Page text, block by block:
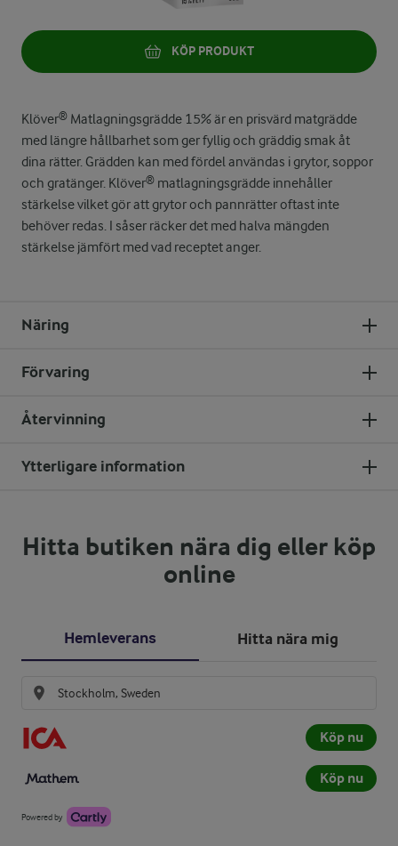
KÖP PRODUKT
Klöver® Matlagningsgrädde 15% är en prisvärd matgrädde
med längre hållbarhet som ger fyllig och gräddig smak åt
dina rätter. Grädden kan med fördel användas i grytor, soppor
och gratänger. Klöver® matlagningsgrädde innehåller
stärkelse vilket gör att grytor och pannrätter oftast inte
behöver redas. I såser räcker det med halva mängden
stärkelse jämfört med vad receptet anger.
Näring
Förvaring
Återvinning
Ytterligare information
Hitta butiken nära dig eller köp
online
Hemleverans Hitta nära mig
Köp nu
Köp nu
Powered by